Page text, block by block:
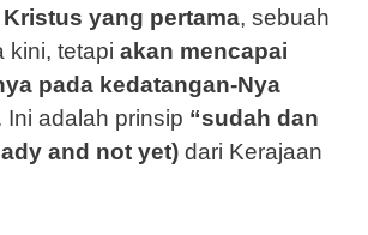
yang pertama, sebuah
kini, tetapi akan mencapai
pada kedatangan-Nya
Ini adalah prinsip “sudah dan
and not yet) dari Kerajaan